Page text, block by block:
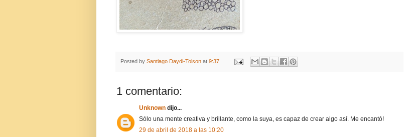
Posted by Santiago Daydi-Tolson at 9:37
1 comentario:
Unknown dijo...
Sólo una mente creativa y brillante, como la suya, es capaz de crear algo así. Me encantó!
29 de abril de 2018 a las 10:20